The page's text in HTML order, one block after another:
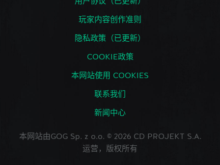
玩家内容创作准则
隐私政策（已更新）
COOKIE政策
本网站使用 COOKIES
联系我们
新闻中心
本网站由GOG Sp. z o.o. © 2026 CD PROJEKT S.A.
运营，版权所有